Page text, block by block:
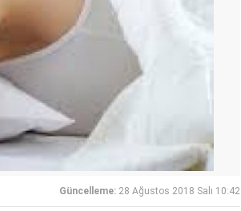
Güncelleme: 28 Ağustos 2018 Salı 10:42